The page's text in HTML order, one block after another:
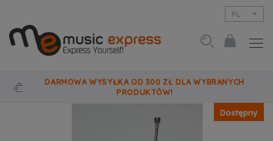
PL
DARMOWA WYSYŁKA OD 300 ZŁ DLA WYBRANYCH
PRODUKTÓW!
Dostępny